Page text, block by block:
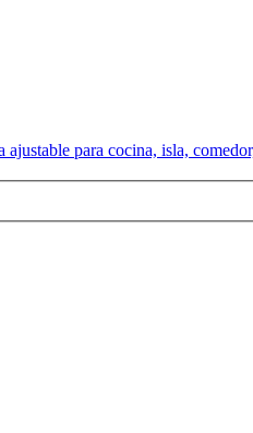
ajustable para cocina, isla,